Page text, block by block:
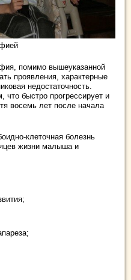
помимо вышеуказанной
проявления, характерные
недостаточность.
быстро прогрессирует и
восемь лет после начала
клеточная болезнь
жизни малыша и